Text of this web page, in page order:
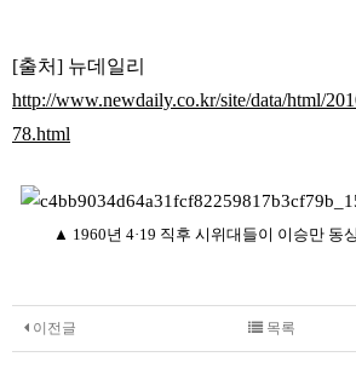
[출처] 뉴데일리
http://www.newdaily.co.kr/site/data/html/
78.html
▲ 1960년 4·19 직후 시위대들이 이승만 동
이전글 목록